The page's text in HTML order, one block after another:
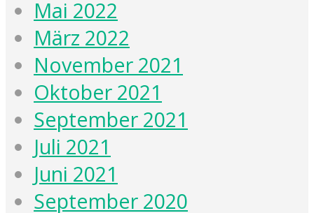
Mai 2022
März 2022
November 2021
Oktober 2021
September 2021
Juli 2021
Juni 2021
September 2020